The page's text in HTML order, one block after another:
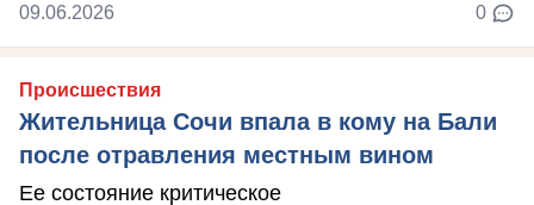
09.06.2026 0
Происшествия
Жительница Сочи впала в кому на Бали
после отравления местным вином
Ее состояние критическое